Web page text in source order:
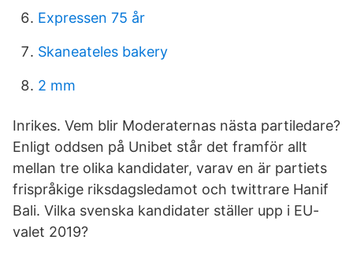
Expressen 75 år
Skaneateles bakery
2 mm
Inrikes. Vem blir Moderaternas nästa partiledare?
Enligt oddsen på Unibet står det framför allt
mellan tre olika kandidater, varav en är partiets
frispråkige riksdagsledamot och twittrare Hanif
Bali. Vilka svenska kandidater ställer upp i EU-
valet 2019?